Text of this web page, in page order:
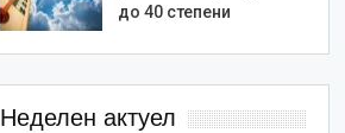
до 40 степени
Неделен актуел